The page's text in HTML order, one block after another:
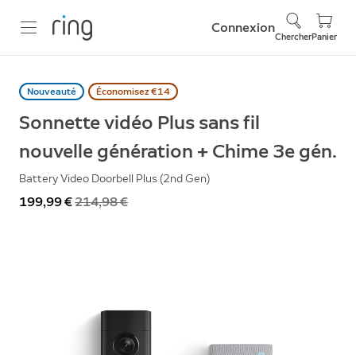
Connexion
ChercherPanier
Nouveauté Économisez €14
Sonnette vidéo Plus sans fil
nouvelle génération + Chime 3e gén.
Battery Video Doorbell Plus (2nd Gen)
Maintenant
199,99 €Était
214,98 €